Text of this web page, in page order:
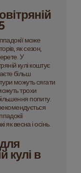
може
як сезон,
У
кулі коштує
більш
можуть сягати
трохи
попиту.
як весна і осінь.
кулі в